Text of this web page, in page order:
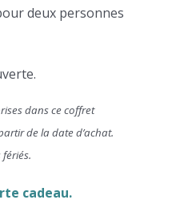
deux personnes
dans ce coffret
de la date d’achat.
cadeau.